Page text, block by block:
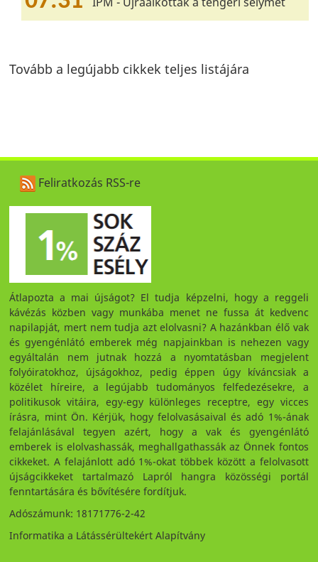
Tovább a legújabb cikkek teljes listájára
Feliratkozás RSS-re
Átlapozta a mai újságot? El tudja képzelni, hogy a reggeli
kávézás közben vagy munkába menet ne fussa át kedvenc
napilapját, mert nem tudja azt elolvasni? A hazánkban élő vak
és gyengénlátó emberek még napjainkban is nehezen vagy
egyáltalán nem jutnak hozzá a nyomtatásban megjelent
folyóiratokhoz, újságokhoz, pedig éppen úgy kíváncsiak a
közélet híreire, a legújabb tudományos felfedezésekre, a
politikusok vitáira, egy-egy különleges receptre, egy vicces
írásra, mint Ön. Kérjük, hogy felolvasásaival és adó 1%-ának
felajánlásával tegyen azért, hogy a vak és gyengénlátó
emberek is elolvashassák, meghallgathassák az Önnek fontos
cikkeket. A felajánlott adó 1%-okat többek között a felolvasott
újságcikkeket tartalmazó Lapról hangra közösségi portál
fenntartására és bővítésére fordítjuk.
Adószámunk: 18171776-2-42
Informatika a Látássérültekért Alapítvány